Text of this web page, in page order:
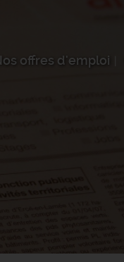
offres d'emploi